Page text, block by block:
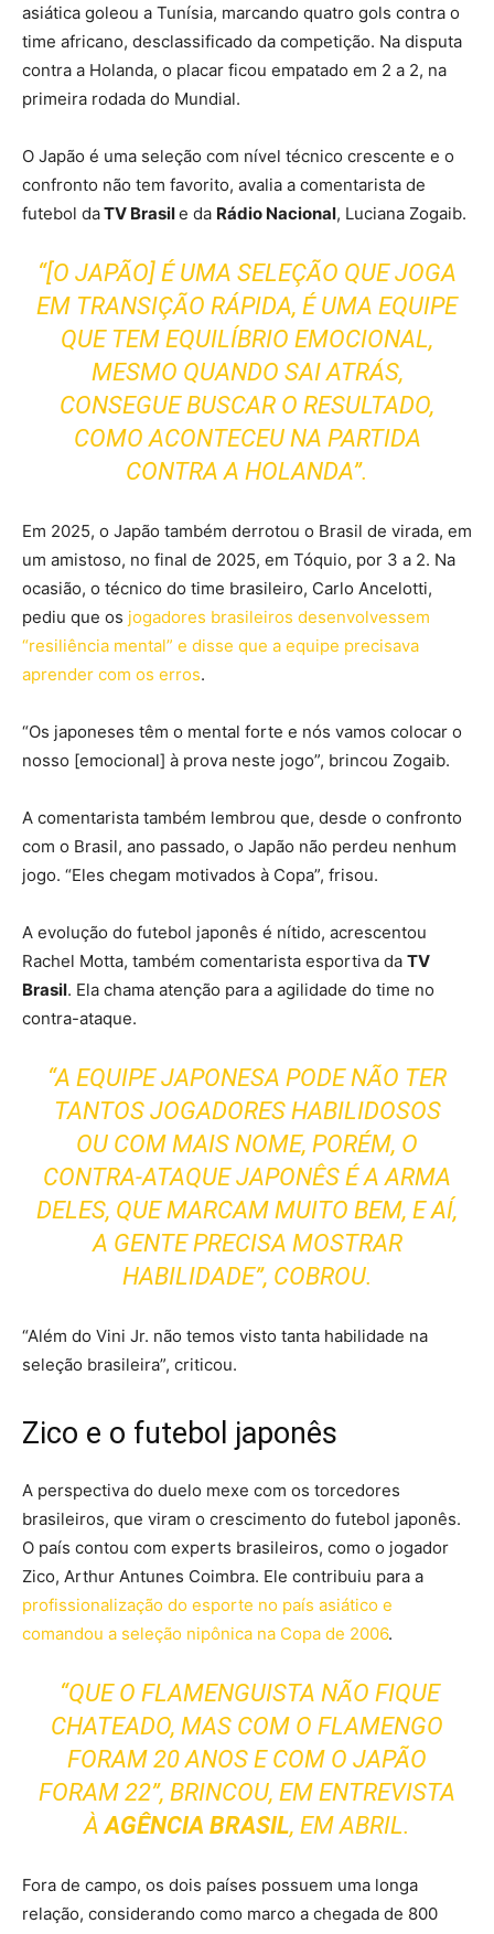
asiática goleou a Tunísia, marcando quatro gols contra o
time africano, desclassificado da competição. Na disputa
contra a Holanda, o placar ficou empatado em 2 a 2, na
primeira rodada do Mundial.
O Japão é uma seleção com nível técnico crescente e o
confronto não tem favorito, avalia a comentarista de
futebol daTV Brasile da Rádio Nacional, Luciana Zogaib.
“[O JAPÃO] É UMA SELEÇÃO QUE JOGA
EM TRANSIÇÃO RÁPIDA, É UMA EQUIPE
QUE TEM EQUILÍBRIO EMOCIONAL,
MESMO QUANDO SAI ATRÁS,
CONSEGUE BUSCAR O RESULTADO,
COMO ACONTECEU NA PARTIDA
CONTRA A HOLANDA”.
Em 2025, o Japão também derrotou o Brasil de virada, em
um amistoso, no final de 2025, em Tóquio, por 3 a 2. Na
ocasião, o técnico do time brasileiro, Carlo Ancelotti,
pediu que os jogadores brasileiros desenvolvessem
“resiliência mental” e disse que a equipe precisava
aprender com os erros.
“Os japoneses têm o mental forte e nós vamos colocar o
nosso [emocional] à prova neste jogo”, brincou Zogaib.
A comentarista também lembrou que, desde o confronto
com o Brasil, ano passado, o Japão não perdeu nenhum
jogo. “Eles chegam motivados à Copa”, frisou.
A evolução do futebol japonês é nítido, acrescentou
Rachel Motta, também comentarista esportiva da TV
Brasil. Ela chama atenção para a agilidade do time no
contra-ataque.
“A EQUIPE JAPONESA PODE NÃO TER
TANTOS JOGADORES HABILIDOSOS
OU COM MAIS NOME, PORÉM, O
CONTRA-ATAQUE JAPONÊS É A ARMA
DELES, QUE MARCAM MUITO BEM, E AÍ,
A GENTE PRECISA MOSTRAR
HABILIDADE”, COBROU.
“Além do Vini Jr. não temos visto tanta habilidade na
seleção brasileira”, criticou.
Zico e o futebol japonês
A perspectiva do duelo mexe com os torcedores
brasileiros, que viram o crescimento do futebol japonês.
O país contou com experts brasileiros, como o jogador
Zico, Arthur Antunes Coimbra. Ele contribuiu para a
profissionalização do esporte no país asiático e
comandou a seleção nipônica na Copa de 2006.
“QUE O FLAMENGUISTA NÃO FIQUE
CHATEADO, MAS COM O FLAMENGO
FORAM 20 ANOS E COM O JAPÃO
FORAM 22”, BRINCOU, EM ENTREVISTA
ÀAGÊNCIA BRASIL, EM ABRIL.
Fora de campo, os dois países possuem uma longa
relação, considerando como marco a chegada de 800